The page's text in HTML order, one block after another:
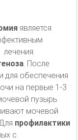
является
. После
для обеспечения
на первые 1-3
пузырь
мочевой
профилактики
с